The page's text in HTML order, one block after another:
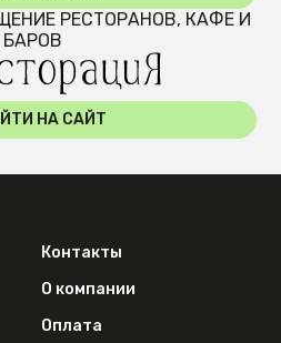
РЕСТОРАНОВ, КАФЕ И
БАРОВ
НА САЙТ
Контакты
О компании
Оплата